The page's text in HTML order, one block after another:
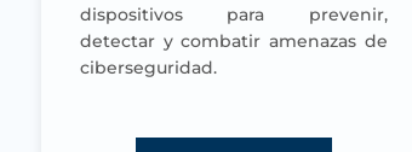
dispositivos para prevenir,
detectar y combatir amenazas de
ciberseguridad.